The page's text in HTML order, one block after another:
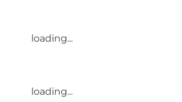
loading...
loading...